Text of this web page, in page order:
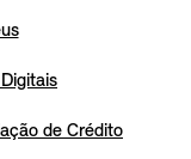
de Crédito